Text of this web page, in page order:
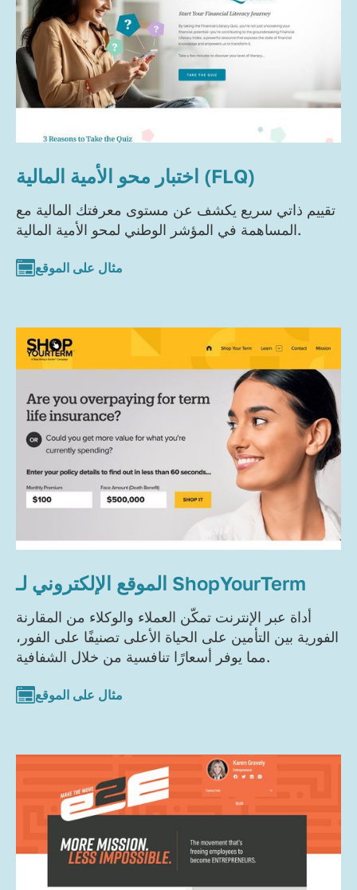
اختبار محو الأمية المالية (FLQ)
تقييم ذاتي سريع يكشف عن مستوى معرفتك المالية مع
المساهمة في المؤشر الوطني لمحو الأمية المالية.
مثال على الموقع
الموقع الإلكتروني لـ ShopYourTerm
أداة عبر الإنترنت تمكّن العملاء والوكلاء من المقارنة
الفورية بين التأمين على الحياة الأعلى تصنيفًا على الفور،
مما يوفر أسعارًا تنافسية من خلال الشفافية.
مثال على الموقع